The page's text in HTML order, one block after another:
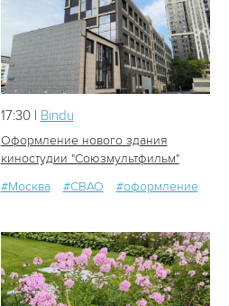
19 0
17:30 | Bindu
Оформление нового здания
киностудии "Союзмультфильм"
#Москва
#СВАО #оформление